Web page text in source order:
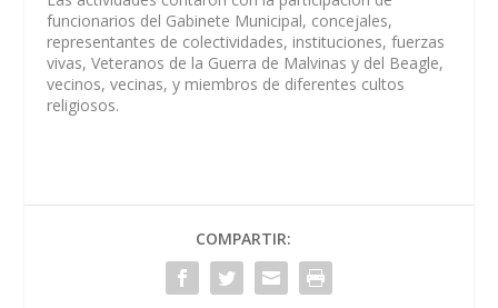
funcionarios del Gabinete Municipal, concejales,
representantes de colectividades, instituciones, fuerzas
vivas, Veteranos de la Guerra de Malvinas y del Beagle,
vecinos, vecinas, y miembros de diferentes cultos
religiosos.
COMPARTIR: